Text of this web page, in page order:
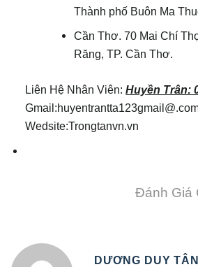
Thành phố Buôn Ma
Cần Thơ. 70 Mai Chí
Răng, TP. Cần Thơ.
Liên Hệ Nhân Viên:Huyền Trân:
Wedsite:Trongtanvn.vn
Đánh Giá
DƯƠNG DUY TÂN